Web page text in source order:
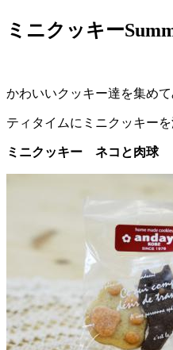
ミニクッキー
かわいいクッキー達を集め
ティタイムにミニクッキー
ミニクッキー ネコと肉球